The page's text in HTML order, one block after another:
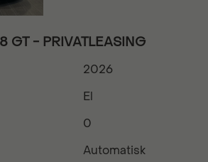
- PRIVATLEASING
2026
El
0
Automatisk